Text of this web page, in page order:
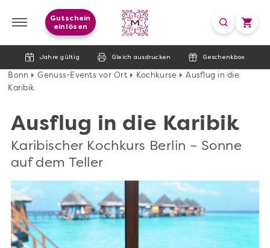
Jahre gültig Gleich ausdrucken Geschenkbox
Gutschein
einlösen
Bonn Genuss-Events vor Ort Kochkurse
Ausflug in die
Karibik
Ausflug in die Karibik
Karibischer Kochkurs Berlin – Sonne
auf dem Teller